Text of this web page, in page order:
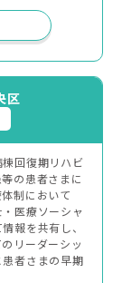
区
回復期リハビ
の患者さまに
制において
医療ソーシャ
報を共有し、
リーダーシッ
者さまの早期